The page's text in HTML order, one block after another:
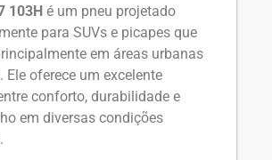
103H é um pneu projetado
para SUVs e picapes que
em áreas urbanas
Ele oferece um excelente
conforto, durabilidade e
em diversas condições